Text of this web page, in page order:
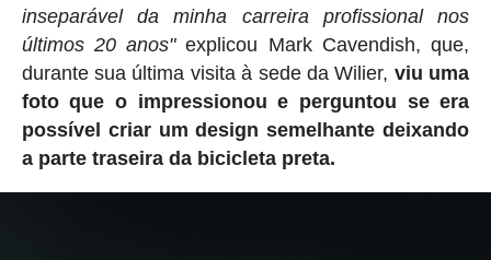
inseparável da minha carreira profissional nos
últimos 20 anos"explicou Mark Cavendish, que,
durante sua última visita à sede da Wilier, viu uma
foto que o impressionou e perguntou se era
possível criar um design semelhante deixando
a parte traseira da bicicleta preta.